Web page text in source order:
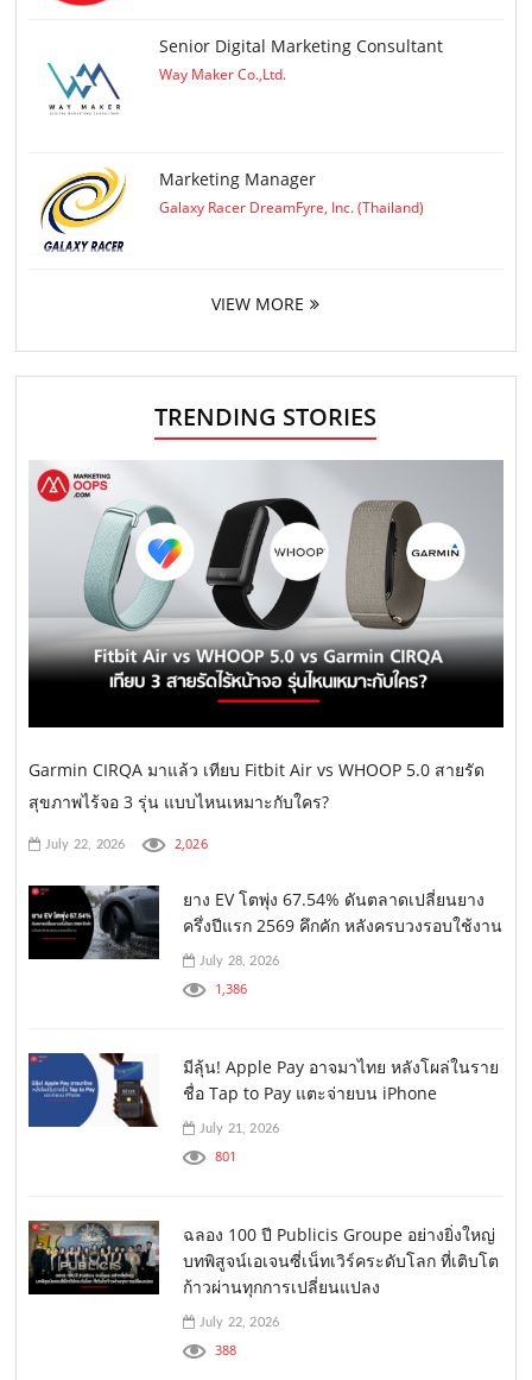
Senior Digital Marketing Consultant
Way Maker Co.,Ltd.
Marketing Manager
Galaxy Racer DreamFyre, Inc. (Thailand)
VIEW MORE
TRENDING STORIES
Garmin CIRQA มาแล้ว เทียบ Fitbit Air vs WHOOP 5.0 สายรัด
สุขภาพไร้จอ 3 รุ่น แบบไหนเหมาะกับใคร?
July 22, 2026 2,026
ยาง EV โตพุ่ง 67.54% ดันตลาดเปลี่ยนยาง
ครึ่งปีแรก 2569 คึกคัก หลังครบวงรอบใช้งาน
July 28, 2026
1,386
มีลุ้น! Apple Pay อาจมาไทย หลังโผล่ในราย
ชื่อ Tap to Pay แตะจ่ายบน iPhone
July 21, 2026
801
ฉลอง 100 ปี Publicis Groupe อย่างยิ่งใหญ่
บทพิสูจน์เอเจนซี่เน็ทเวิร์คระดับโลก ที่เติบโต
ก้าวผ่านทุกการเปลี่ยนแปลง
July 22, 2026
388